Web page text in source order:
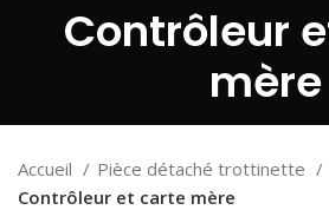
Contrôleur
mère
Accueil
Pièce détaché trottinette
Contrôleur et carte mère